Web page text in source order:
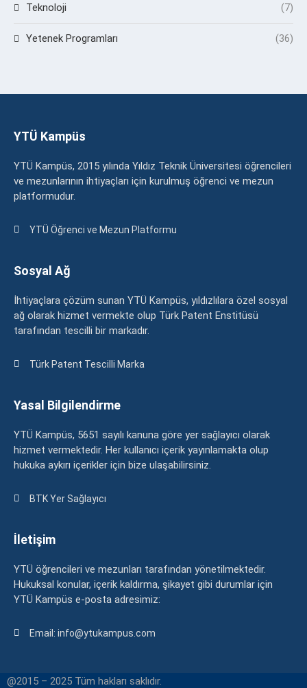
Teknoloji (7)
Yetenek Programları (36)
YTÜ Kampüs
YTÜ Kampüs, 2015 yılında Yıldız Teknik Üniversitesi öğrencileri
ve mezunlarının ihtiyaçları için kurulmuş öğrenci ve mezun
platformudur.
YTÜ Öğrenci ve Mezun Platformu
Sosyal Ağ
İhtiyaçlara çözüm sunan YTÜ Kampüs, yıldızlılara özel sosyal
ağ olarak hizmet vermekte olup Türk Patent Enstitüsü
tarafından tescilli bir markadır.
Türk Patent Tescilli Marka
Yasal Bilgilendirme
YTÜ Kampüs, 5651 sayılı kanuna göre yer sağlayıcı olarak
hizmet vermektedir. Her kullanıcı içerik yayınlamakta olup
hukuka aykırı içerikler için bize ulaşabilirsiniz.
BTK Yer Sağlayıcı
İletişim
YTÜ öğrencileri ve mezunları tarafından yönetilmektedir.
Hukuksal konular, içerik kaldırma, şikayet gibi durumlar için
YTÜ Kampüs e-posta adresimiz:
Email: info@ytukampus.com
@2015 – 2025 Tüm hakları saklıdır.